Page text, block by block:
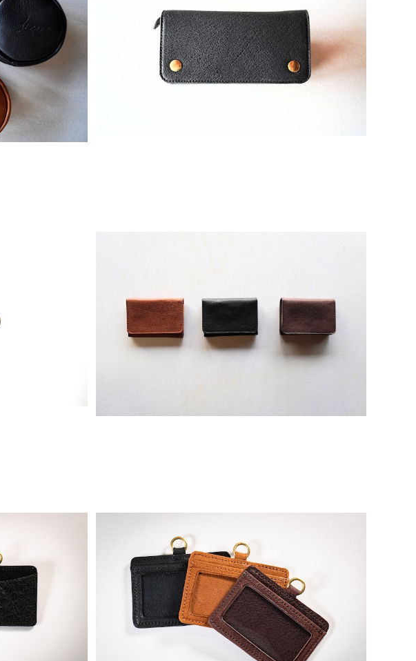
猪革トラッカーウォレット
¥44,000
熊革・名刺入れ
¥13,200
猪革 IDケース
¥6,050